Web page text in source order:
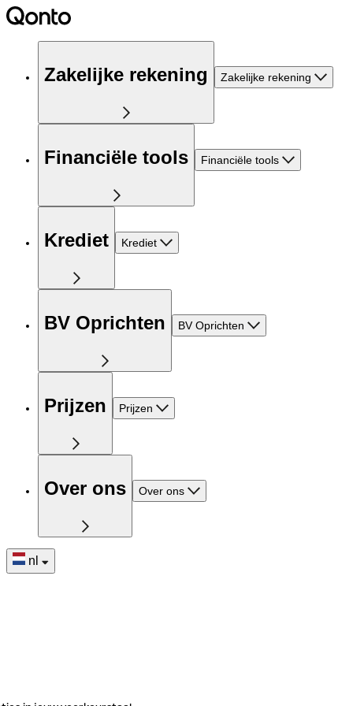
Zakelijke rekening Zakelijke rekening
Financiële tools Financiële tools
Krediet Krediet
BV Oprichten BV Oprichten
Prijzen Prijzen
Over ons Over ons
nl